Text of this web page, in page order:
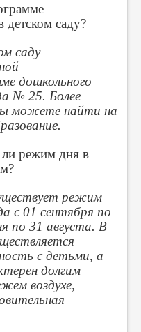
детском саду?
саду
дошкольного
№ 25. Более
можете найти на
режим дня в
режим
с 01 сентября по
по 31 августа. В
с детьми, а
долгим
воздухе,